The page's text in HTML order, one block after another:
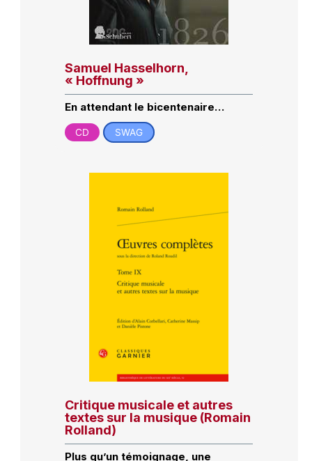
Samuel Hasselhorn,
« Hoffnung »
En attendant le bicentenaire…
CD SWAG
Critique musicale et autres
textes sur la musique (Romain
Rolland)
Plus qu’un témoignage, une